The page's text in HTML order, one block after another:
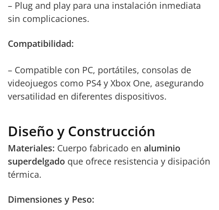
– Plug and play para una instalación inmediata
sin complicaciones.
Compatibilidad:
– Compatible con PC, portátiles, consolas de
videojuegos como PS4 y Xbox One, asegurando
versatilidad en diferentes dispositivos.
Diseño y Construcción
Materiales: Cuerpo fabricado en aluminio
superdelgado que ofrece resistencia y disipación
térmica.
Dimensiones y Peso: